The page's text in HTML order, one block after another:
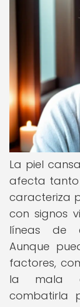
La piel
afecta tanto
caracteriza
con signos
líneas de
Aunque
factores,
la mala
combatirla